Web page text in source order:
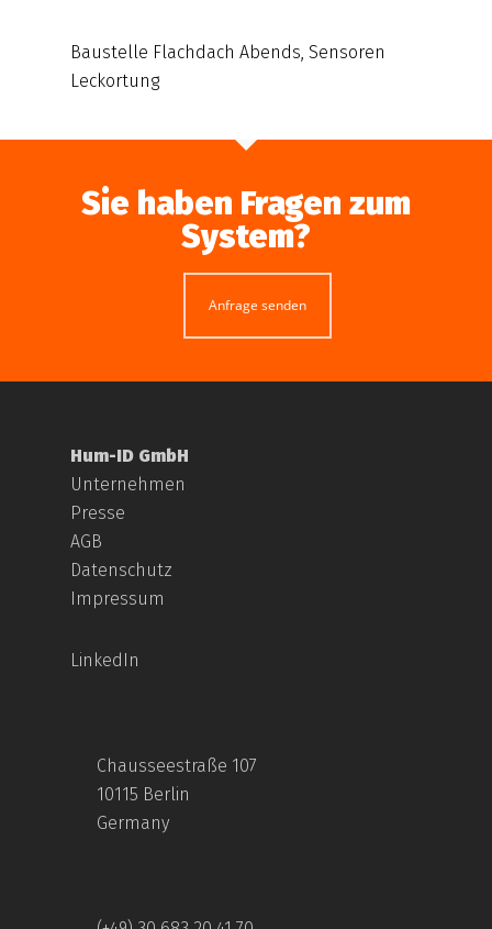
Baustelle Flachdach Abends, Sensoren
Leckortung
Sie haben Fragen zum
System?
Anfrage senden
Hum-ID GmbH
Unternehmen
Presse
AGB
Datenschutz
Impressum
LinkedIn
Chausseestraße 107
10115 Berlin
Germany